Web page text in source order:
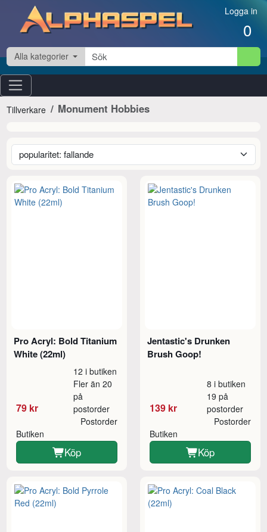
Hoppa till innehåll Logga in
0
Alla kategorier
Tillverkare Monument Hobbies
Pro Acryl: Bold Titanium
White (22ml)
79 kr
12 i butiken
Fler än 20
på
postorder
Butiken
Postorder
Köp
Jentastic's Drunken
Brush Goop!
139 kr
8 i butiken
19 på
postorder
Butiken
Postorder
Köp